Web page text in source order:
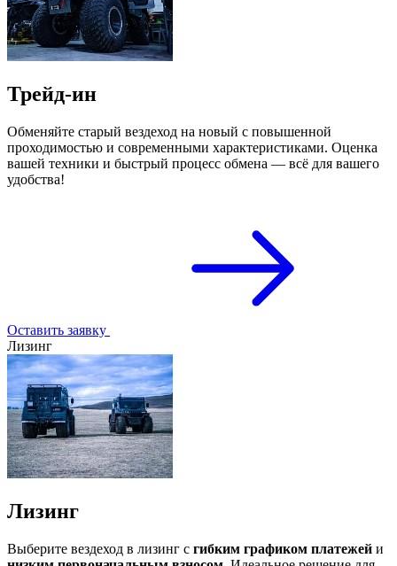
Трейд-ин
Обменяйте старый вездеход на новый с повышенной
проходимостью и современными характеристиками. Оценка
вашей техники и быстрый процесс обмена — всё для вашего
удобства!
Оставить заявку
Лизинг
Лизинг
Выберите вездеход в лизинг с гибким графиком платежей и